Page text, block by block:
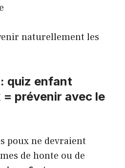
naturellement les
quiz enfant
prévenir avec le
poux ne devraient
de honte ou de